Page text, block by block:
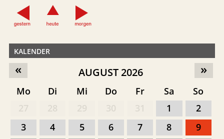
KALENDER
»
« AUGUST 2026
Mo Di Mi Do Fr Sa
So
1
2
3
4 5 6 7 8
9